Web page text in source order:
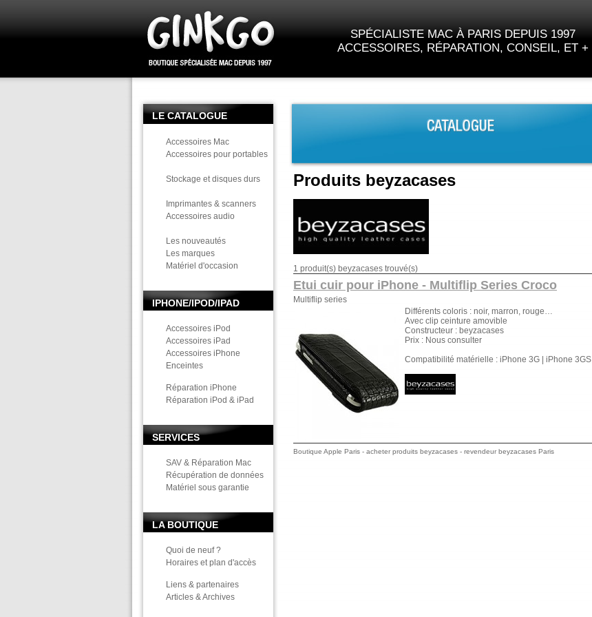
SPÉCIALISTE MAC À PARIS DEPUIS 1997
ACCESSOIRES, RÉPARATION, CONSEIL, ET +
LE CATALOGUE
Accessoires Mac
Accessoires pour portables
Stockage et disques durs
Imprimantes & scanners
Accessoires audio
Les nouveautés
Les marques
Matériel d'occasion
IPHONE/IPOD/IPAD
Accessoires iPod
Accessoires iPad
Accessoires iPhone
Enceintes
Réparation iPhone
Réparation iPod & iPad
SERVICES
SAV & Réparation Mac
Récupération de données
Matériel sous garantie
LA BOUTIQUE
Quoi de neuf ?
Horaires et plan d'accès
Liens & partenaires
Articles & Archives
Produits beyzacases
1 produit(s) beyzacases trouvé(s)
Etui cuir pour iPhone - Multiflip Series Croco
Multiflip series
Différents coloris : noir, marron, rouge…
Avec clip ceinture amovible
Constructeur : beyzacases
Prix : Nous consulter
Compatibilité matérielle : iPhone 3G | iPhone 3GS
Boutique Apple Paris - acheter produits beyzacases - revendeur beyzacases Paris